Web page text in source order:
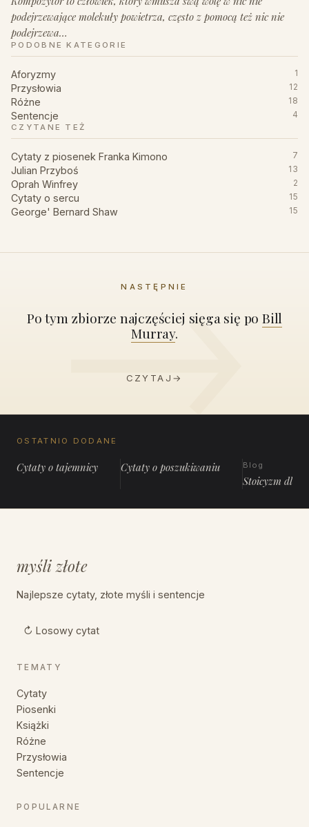
podejrzewające molekuły powietrza, często z pomocą też nic nie
podejrzewa…
PODOBNE KATEGORIE
Aforyzmy 1
Przysłowia 12
Różne 18
Sentencje
4
CZYTANE TEŻ
Cytaty z piosenek Franka Kimono 7
Julian Przyboś 13
Oprah Winfrey 2
Cytaty o sercu 15
George' Bernard Shaw 15
NASTĘPNIE
Po tym zbiorze najczęściej sięga się poBill
Murray.
CZYTAJ →
OSTATNIO DODANE
Cytaty o tajemnicy Cytaty o poszukiwaniu Blog
Stoicyzm dla
myśli złote
Najlepsze cytaty, złote myśli i sentencje
↻ Losowy cytat
TEMATY
Cytaty
Piosenki
Książki
Różne
Przysłowia
Sentencje
POPULARNE